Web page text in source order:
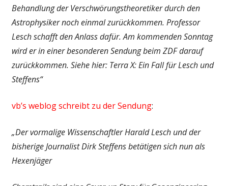
Behandlung der Verschwörungstheoretiker durch den
Astrophysiker noch einmal zurückkommen. Professor
Lesch schafft den Anlass dafür. Am kommenden Sonntag
wird er in einer besonderen Sendung beim ZDF darauf
zurückkommen. Siehe hier: Terra X: Ein Fall für Lesch und
Steffens“
vb’s weblog schreibt zu der Sendung:
„Der vormalige Wissenschaftler Harald Lesch und der
bisherige Journalist Dirk Steffens betätigen sich nun als
Hexenjäger